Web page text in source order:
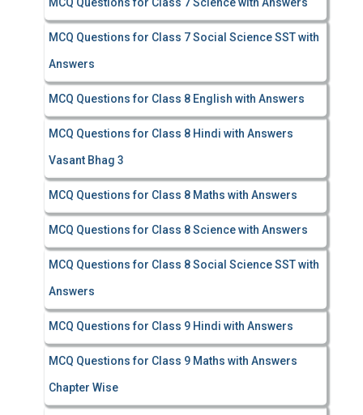
MCQ Questions for Class 7 Social Science SST with
Answers
MCQ Questions for Class 8 English with Answers
MCQ Questions for Class 8 Hindi with Answers
Vasant Bhag 3
MCQ Questions for Class 8 Maths with Answers
MCQ Questions for Class 8 Science with Answers
MCQ Questions for Class 8 Social Science SST with
Answers
MCQ Questions for Class 9 Hindi with Answers
MCQ Questions for Class 9 Maths with Answers
Chapter Wise